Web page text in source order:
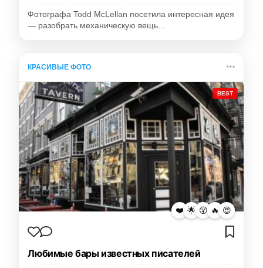
Фотографа Todd McLellan посетила интересная идея
— разобрать механическую вещь…
КРАСИВЫЕ ФОТО
BEST
❤️ 🌟 😮 🔥 😍
Любимые бары известных писателей